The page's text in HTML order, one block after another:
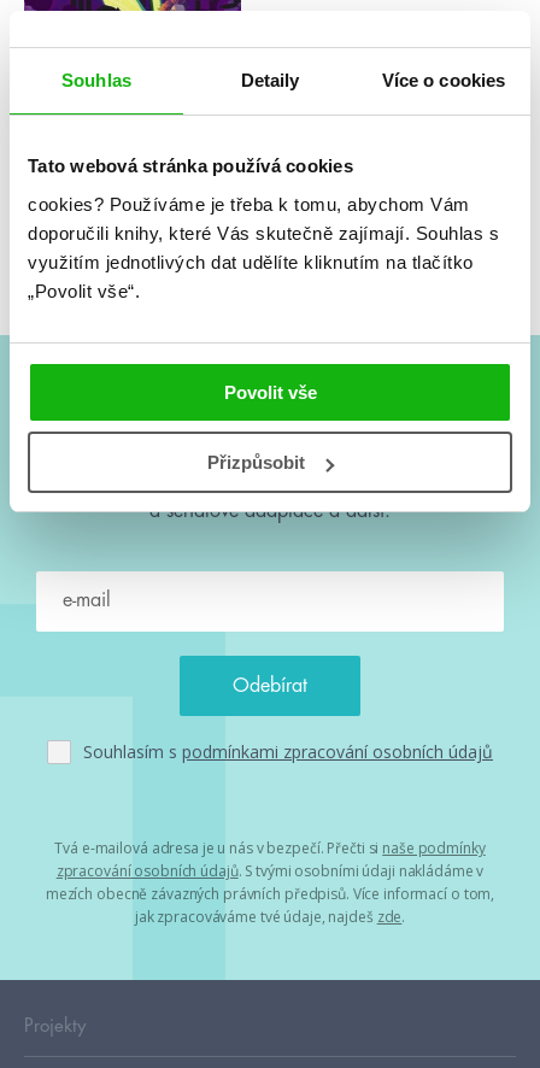
Souhlas Detaily Více o cookies
Tato webová stránka používá cookies
cookies? Používáme je třeba k tomu, abychom Vám
doporučili knihy, které Vás skutečně zajímají. Souhlas s
využitím jednotlivých dat udělíte kliknutím na tlačítko
„Povolit vše“.
Povolit vše
Přizpůsobit
Eoin Colfer
Artemis Fowl
Vše kolem #youngadult každý měsíc rovnou do mailu!
Nové knihy, co se chystá, kvízy, soutěže, autoři, filmové
a seriálové adaptace a další.
Souhlasím s podmínkami zpracování osobních údajů
Tvá e-mailová adresa je u nás v bezpečí. Přečti si naše podmínky
zpracování osobních údajů. S tvými osobními údaji nakládáme v
mezích obecně závazných právních předpisů. Více informací o tom,
jak zpracováváme tvé údaje, najdeš zde.
Projekty